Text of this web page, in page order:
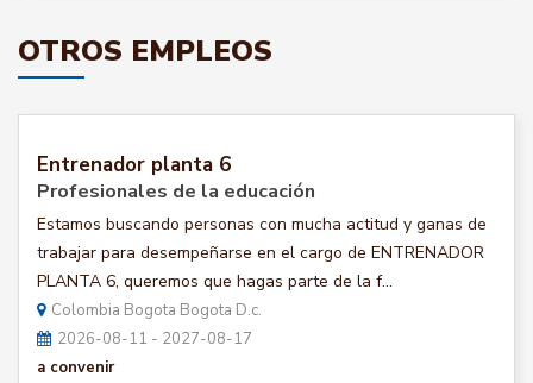
OTROS EMPLEOS
Entrenador planta 6
Profesionales de la educación
Estamos buscando personas con mucha actitud y ganas de
trabajar para desempeñarse en el cargo de ENTRENADOR
PLANTA 6, queremos que hagas parte de la f...
Colombia Bogota Bogota D.c.
2026-08-11 - 2027-08-17
a convenir